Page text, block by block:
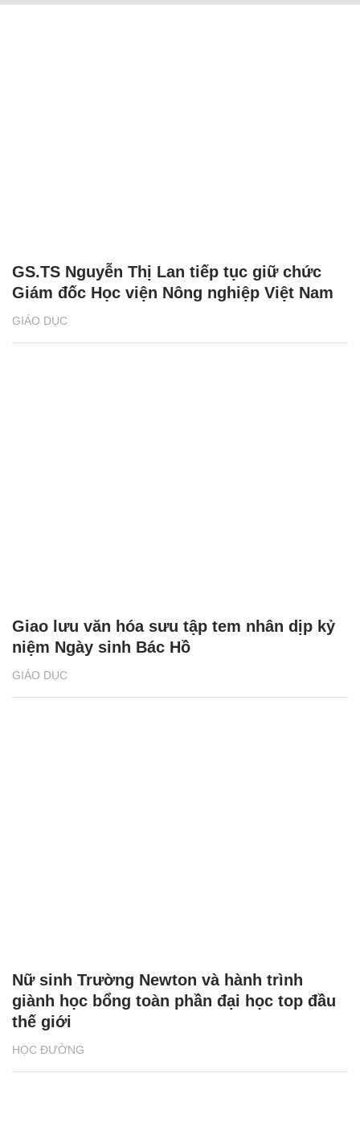
GIÁO DỤC
GS.TS Nguyễn Thị Lan tiếp tục giữ chức
Giám đốc Học viện Nông nghiệp Việt Nam
GIÁO DỤC
Giao lưu văn hóa sưu tập tem nhân dịp kỷ
niệm Ngày sinh Bác Hồ
HỌC ĐƯỜNG
Nữ sinh Trường Newton và hành trình
giành học bổng toàn phần đại học top đầu
thế giới